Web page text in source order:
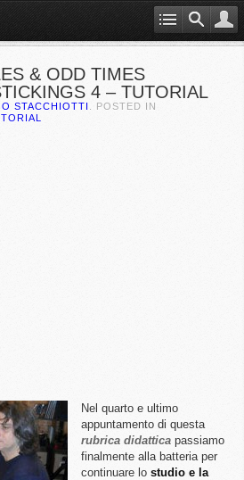
& ODD TIMES
4 – TUTORIAL
STACCHIOTTI
. POSTED IN
Nel quarto e ultimo
appuntamento di questa
rubrica didattica passiamo
finalmente alla batteria per
continuare lo studio e la